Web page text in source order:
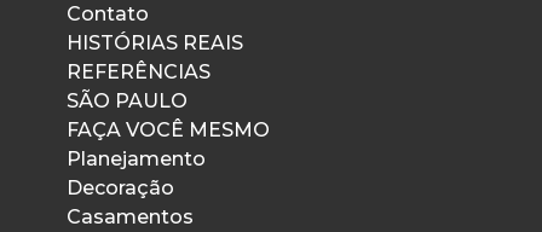
Contato
HISTÓRIAS REAIS
REFERÊNCIAS
SÃO PAULO
FAÇA VOCÊ MESMO
Planejamento
Decoração
Casamentos